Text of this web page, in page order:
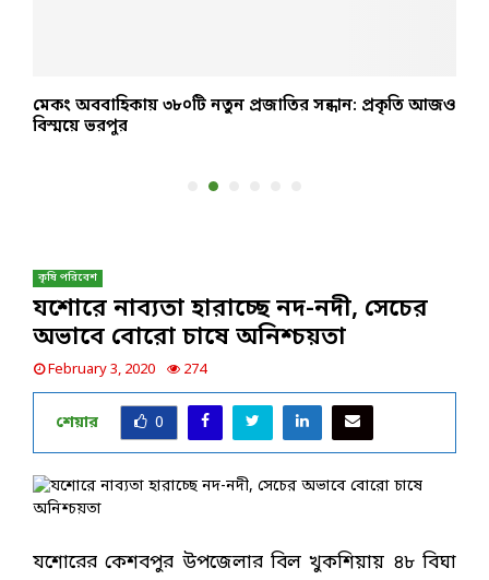
মেকং অববাহিকায় ৩৮০টি নতুন প্রজাতির সন্ধান: প্রকৃতি আজও
বিস্ময়ে ভরপুর
কৃষি পরিবেশ
যশোরে নাব্যতা হারাচ্ছে নদ-নদী, সেচের
অভাবে বোরো চাষে অনিশ্চয়তা
February 3, 2020 274
শেয়ার 0
যশোরের কেশবপুর উপজেলার বিল খুকশিয়ায় ৪৮ বিঘা